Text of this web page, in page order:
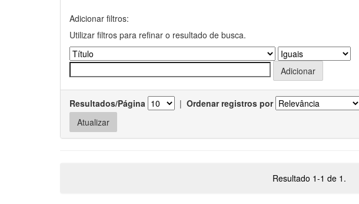
Adicionar filtros:
Utilizar filtros para refinar o resultado de busca.
Resultados/Página | Ordenar registros por
Resultado 1-1 de 1.